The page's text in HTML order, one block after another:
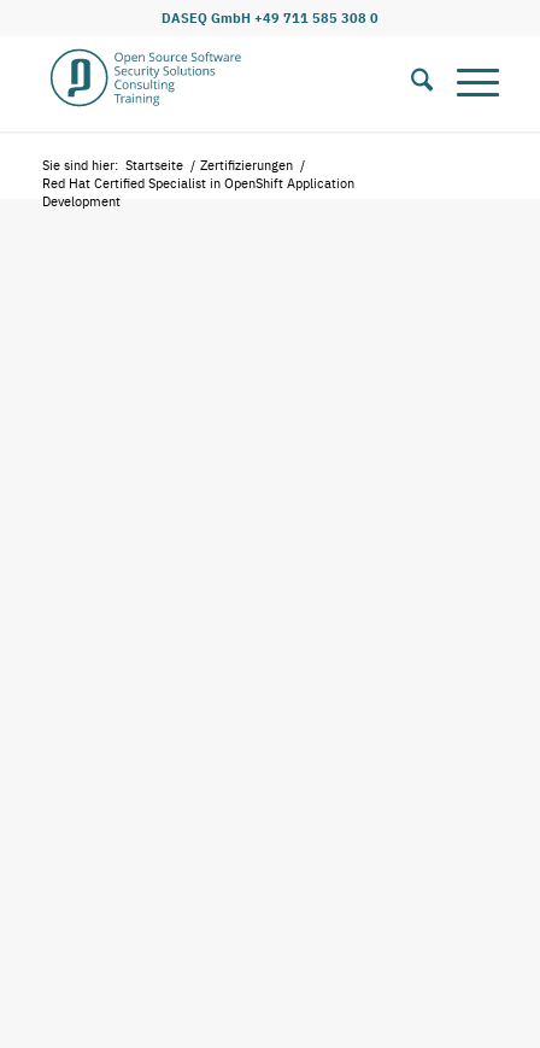
DASEQ GmbH +49 711 585 308 0
Sie sind hier: Startseite / Zertifizierungen /
Red Hat Certified Specialist in OpenShift Application
Development